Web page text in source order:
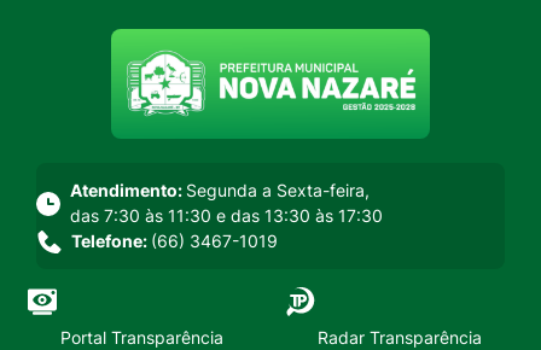
Seção do menu principal
Atendimento: Segunda a Sexta-feira,
das 7:30 às 11:30 e das 13:30 às 17:30
Telefone: (66) 3467-1019
Portal Transparência Radar Transparência